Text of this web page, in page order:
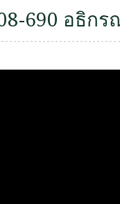
690 อธิกร